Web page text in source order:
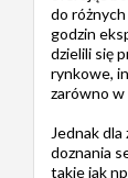
do
godzin
dzielili się
rynkowe,
zarówno w
Jednak
doznania
takie jak